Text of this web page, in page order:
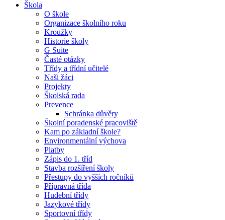
Škola
O škole
Organizace školního roku
Kroužky
Historie školy
G Suite
Časté otázky
Třídy a třídní učitelé
Naši žáci
Projekty
Školská rada
Prevence
Schránka důvěry
Školní poradenské pracoviště
Kam po základní škole?
Environmentální výchova
Platby
Zápis do 1. tříd
Stavba rozšíření školy
Přestupy do vyšších ročníků
Přípravná třída
Hudební třídy
Jazykové třídy
Sportovní třídy